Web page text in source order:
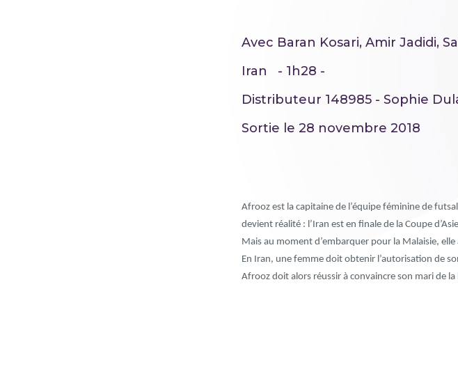
Avec Baran Kosari, Amir Jadidi,
Iran - 1h28 -
Distributeur 148985 - Sophie
Sortie le 28 novembre 2018
Afrooz est la capitaine de l’équipe féminine de
devient réalité : l’Iran est en finale de la Coupe
Mais au moment d’embarquer pour la Malaisie,
En Iran, une femme doit obtenir l’autorisation de
Afrooz doit alors réussir à convaincre son mari de